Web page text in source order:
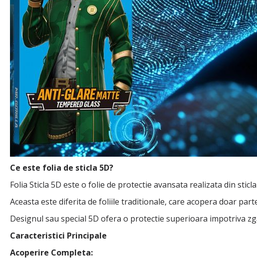
Ce este folia de sticla 5D?
Folia Sticla 5D este o folie de protectie avansata realizata din
Aceasta este diferita de foliile traditionale, care acopera doar
Designul sau special 5D ofera o protectie superioara impotriva
Caracteristici Principale
Acoperire Completa: